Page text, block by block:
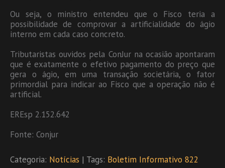
Ou seja, o ministro entendeu que o Fisco teria a
possibilidade de comprovar a artificialidade do ágio
interno em cada caso concreto.
Tributaristas ouvidos pela ConJur na ocasião apontaram
que é exatamente o efetivo pagamento do preço que
gera o ágio, em uma transação societária, o fator
primordial para indicar ao Fisco que a operação não é
artificial.
EREsp 2.152.642
Fonte: Conjur
Categoria: Notícias | Tags: Boletim Informativo 822